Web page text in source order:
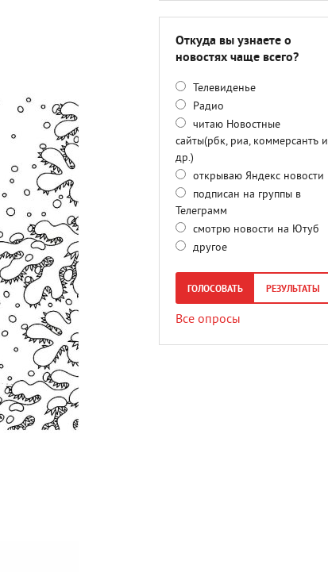
Откуда вы узнаете о
новостях чаще всего?
Телевиденье
Радио
читаю Новостные
сайты(рбк, риа, коммерсантъ и
др.)
открываю Яндекс новости
подписан на группы в
Телеграмм
смотрю новости на Ютуб
другое
ГОЛОСОВАТЬ РЕЗУЛЬТАТЫ
Все опросы